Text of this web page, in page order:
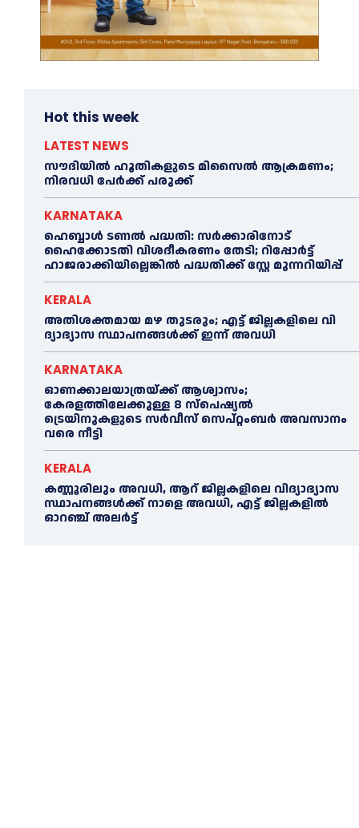
Hot this week
LATEST NEWS
സൗദിയിൽ ഹൂതികളുടെ മിസൈൽ ആക്രമണം;
നിരവധി പേർക്ക് പരുക്ക്
KARNATAKA
ഹെബ്ബാൾ ടണൽ പദ്ധതി: സർക്കാരിനോട്
ഹൈക്കോടതി വിശദീകരണം തേടി; റിപ്പോർട്ട്
ഹാജരാക്കിയില്ലെങ്കിൽ പദ്ധതിക്ക് സ്റ്റേ മുന്നറിയിപ്പ്
KERALA
അതിശക്തമായ മഴ തുടരും; എട്ട് ജി​ല്ല​ക​ളി​ലെ വി​
ദ്യാ​ഭ്യാ​സ സ്ഥാ​പ​ന​ങ്ങ​ൾ​ക്ക് ഇ​ന്ന് അ​വ​ധി
KARNATAKA
ഓണക്കാലയാത്രയ്ക്ക് ആശ്വാസം;
കേരളത്തിലേക്കുള്ള 8 സ്പെഷ്യൽ
ട്രെയിനുകളുടെ സർവീസ് സെപ്റ്റംബർ അവസാനം
വരെ നീട്ടി
KERALA
കണ്ണൂരിലും അവധി, ആറ് ജില്ലകളിലെ വിദ്യാഭ്യാസ
സ്ഥാപനങ്ങൾക്ക് നാളെ അവധി, എട്ട് ജില്ലകളിൽ
ഓറഞ്ച് അലർട്ട്